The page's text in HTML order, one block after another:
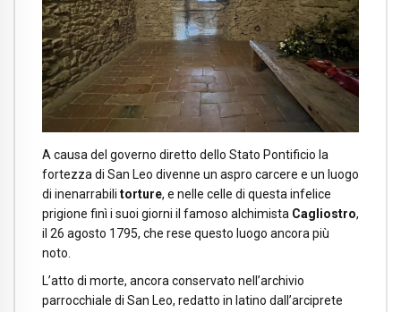
A causa del governo diretto dello Stato Pontificio la
fortezza di San Leo divenne un aspro carcere e un luogo
di inenarrabili torture, e nelle celle di questa infelice
prigione finì i suoi giorni il famoso alchimista Cagliostro,
il 26 agosto 1795, che rese questo luogo ancora più
noto.
L’atto di morte, ancora conservato nell’archivio
parrocchiale di San Leo, redatto in latino dall’arciprete